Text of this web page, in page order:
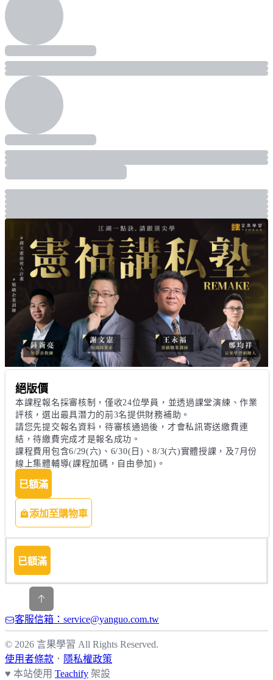
絕版價
本課程報名採審核制，僅收24位學員，並透過課堂演練、作業
評核，選出最具潛力的前3名提供財務補助。
請您先提交報名資料，待審核通過後，才會私訊寄送繳費連
結，待繳費完成才是報名成功。
課程費用包含6/29(六)、6/30(日)、8/3(六)實體授課，及7月份
線上集體輔導(課程加碼，自由參加)。
已額滿
添加至購物車
已額滿
客服信箱：service@yanguo.com.tw
© 2026 言果學習 All Rights Reserved.
使用者條款 ． 隱私權政策
♥ 本站使用 Teachify 架設